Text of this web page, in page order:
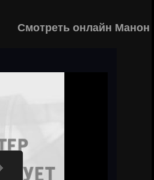
Смотреть онлайн Манон